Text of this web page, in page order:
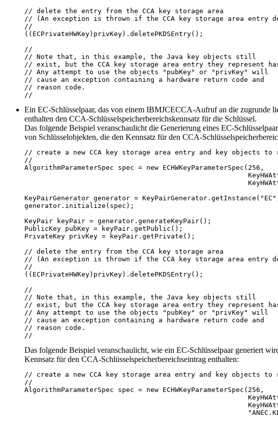
// delete the entry from the CCA key storage area
// (An exception is thrown if the CCA key storage area entry
//
((ECPrivateHWKey)privKey).deletePKDSEntry();
//
// Note that, in this example, the Java key objects still
// exist, but the CCA key storage area entry they represent
// Any attempt to use the objects "pubKey" or "privKey" will
// cause an exception containing a hardware return code and
// reason code.
//
Ein EC-Schlüsselpaar, das von einem IBMJCECCA-Aufruf an die zugrunde
enthalten den CCA-Schlüsselspeicherbereichskennsatz für die Schlüssel.
Das folgende Beispiel veranschaulicht die Generierung eines EC-
von Schlüsselobjekten, die den Kennsatz für den CCA-
// create a new CCA key storage area entry and key objects
//
AlgorithmParameterSpec spec = new ECHWKeyParameterSpec(256,
KeyPairGenerator generator = KeyPairGenerator.getInstance("EC",
generator.initialize(spec);
KeyPair keyPair = generator.generateKeyPair();
PublicKey pubKey = keyPair.getPublic();
PrivateKey privKey = keyPair.getPrivate();
// delete the entry from the CCA key storage area
// (An exception is thrown if the CCA key storage area entry
//
((ECPrivateHWKey)privKey).deletePKDSEntry();
//
// Note that, in this example, the Java key objects still
// exist, but the CCA key storage area entry they represent
// Any attempt to use the objects "pubKey" or "privKey" will
// cause an exception containing a hardware return code and
// reason code.
//
Das folgende Beispiel veranschaulicht, wie ein EC-Schlüsselpaar generiert
Kennsatz für den CCA-Schlüsselspeicherbereichseintrag enthalten:
// create a new CCA key storage area entry and key objects
//
AlgorithmParameterSpec spec = new ECHWKeyParameterSpec(256,